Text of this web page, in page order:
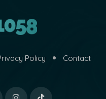
Policy Contact